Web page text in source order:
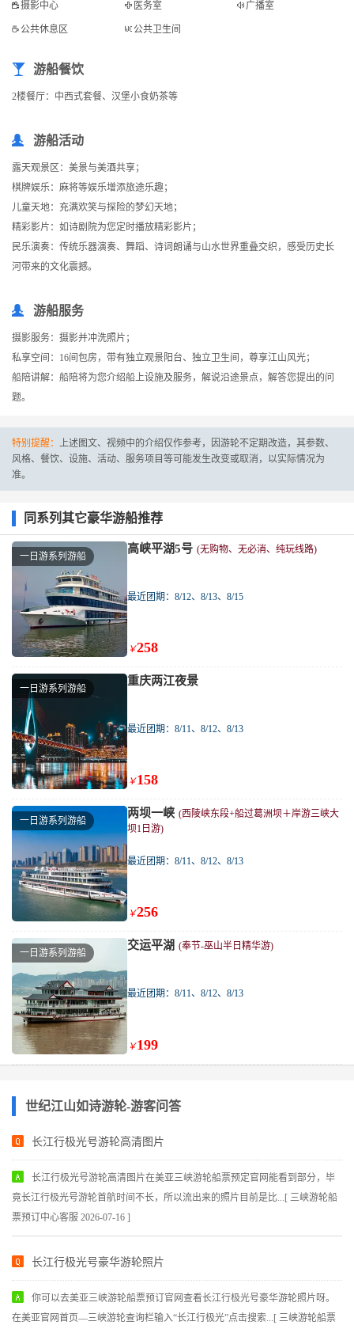
摄影中心 医务室 广播室
公共休息区 公共卫生间
游船餐饮
2楼餐厅：中西式套餐、汉堡小食奶茶等
游船活动
露天观景区：美景与美酒共享；
棋牌娱乐：麻将等娱乐增添旅途乐趣；
儿童天地：充满欢笑与探险的梦幻天地；
精彩影片：如诗剧院为您定时播放精彩影片；
民乐演奏：传统乐器演奏、舞蹈、诗词朗诵与山水世界重叠交织，感受历史长
河带来的文化震撼。
游船服务
摄影服务：摄影并冲洗照片；
私享空间：16间包房，带有独立观景阳台、独立卫生间，尊享江山风光；
船陪讲解：船陪将为您介绍船上设施及服务，解说沿途景点，解答您提出的问
题。
特别提醒：
上述图文、视频中的介绍仅作参考，因游轮不定期改造，其参数、
风格、餐饮、设施、活动、服务项目等可能发生改变或取消，以实际情况为
准。
同系列其它豪华游船推荐
一日游系列游船
高峡平湖5号 (无购物、无必消、纯玩线路)
最近团期：8/12、8/13、8/15
￥258
一日游系列游船
重庆两江夜景
最近团期：8/11、8/12、8/13
￥158
一日游系列游船
两坝一峡 (西陵峡东段+船过葛洲坝＋岸游三峡大
坝1日游)
最近团期：8/11、8/12、8/13
￥256
一日游系列游船
交运平湖 (奉节-巫山半日精华游)
最近团期：8/11、8/12、8/13
￥199
世纪江山如诗游轮-游客问答
长江行极光号游轮高清图片
长江行极光号游轮高清图片在美亚三峡游轮船票预定官网能看到部分，毕
竟长江行极光号游轮首航时间不长，所以流出来的照片目前是比...[ 三峡游轮船
票预订中心客服 2026-07-16 ]
长江行极光号豪华游轮照片
你可以去美亚三峡游轮船票预订官网查看长江行极光号豪华游轮照片呀。
在美亚官网首页—三峡游轮查询栏输入“长江行极光”点击搜索...[ 三峡游轮船票